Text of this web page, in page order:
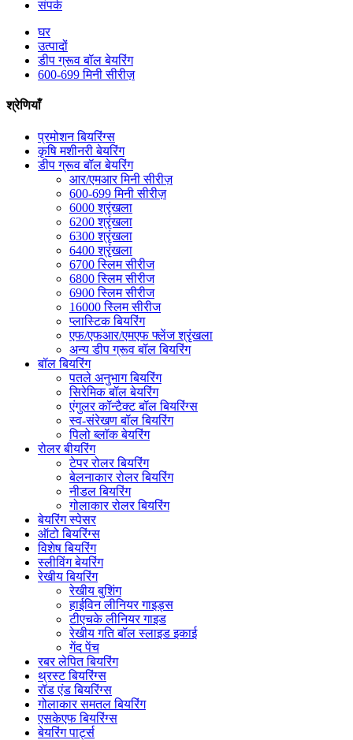
संपर्क
घर
उत्पादों
डीप ग्रूव बॉल बेयरिंग
600-699 मिनी सीरीज़
श्रेणियाँ
प्रमोशन बियरिंग्स
कृषि मशीनरी बेयरिंग
डीप ग्रूव बॉल बेयरिंग
आर/एमआर मिनी सीरीज़
600-699 मिनी सीरीज़
6000 श्रृंखला
6200 श्रृंखला
6300 श्रृंखला
6400 श्रृंखला
6700 स्लिम सीरीज
6800 स्लिम सीरीज
6900 स्लिम सीरीज
16000 स्लिम सीरीज
प्लास्टिक बियरिंग
एफ/एफआर/एमएफ फ्लेंज श्रृंखला
अन्य डीप ग्रूव बॉल बियरिंग
बॉल बियरिंग
पतले अनुभाग बियरिंग
सिरेमिक बॉल बेयरिंग
एंगुलर कॉन्टैक्ट बॉल बियरिंग्स
स्व-संरेखण बॉल बियरिंग
पिलो ब्लॉक बेयरिंग
रोलर बीयरिंग
टेपर रोलर बियरिंग
बेलनाकार रोलर बियरिंग
नीडल बियरिंग
गोलाकार रोलर बियरिंग
बेयरिंग स्पेसर
ऑटो बियरिंग्स
विशेष बियरिंग
स्लीविंग बेयरिंग
रेखीय बियरिंग
रेखीय बुशिंग
हाईविन लीनियर गाइड्स
टीएचके लीनियर गाइड
रेखीय गति बॉल स्लाइड इकाई
गेंद पेंच
रबर लेपित बियरिंग
थ्रस्ट बियरिंग्स
रॉड एंड बियरिंग्स
गोलाकार समतल बियरिंग
एसकेएफ बियरिंग्स
बेयरिंग पार्ट्स